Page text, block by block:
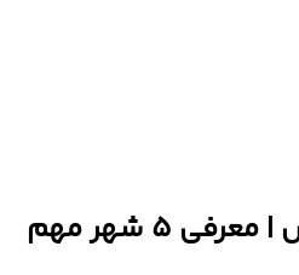
شهرهای بزرگ اتریش | معرفی ۵ شهر مهم